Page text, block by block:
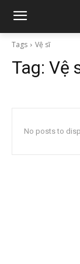
Tags Vệ sĩ
Tag: Vệ
No posts to